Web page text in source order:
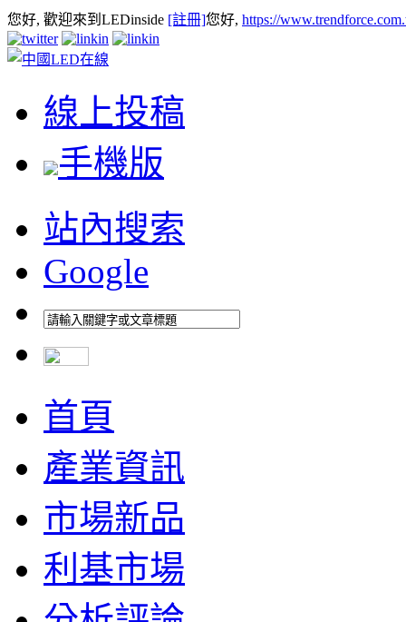
您好, 歡迎來到LEDinside [註冊]您好, https://
線上投稿
手機版
站內搜索
Google
首頁
產業資訊
市場新品
利基市場